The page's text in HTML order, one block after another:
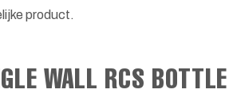
product.
WALL RCS BOTTLE